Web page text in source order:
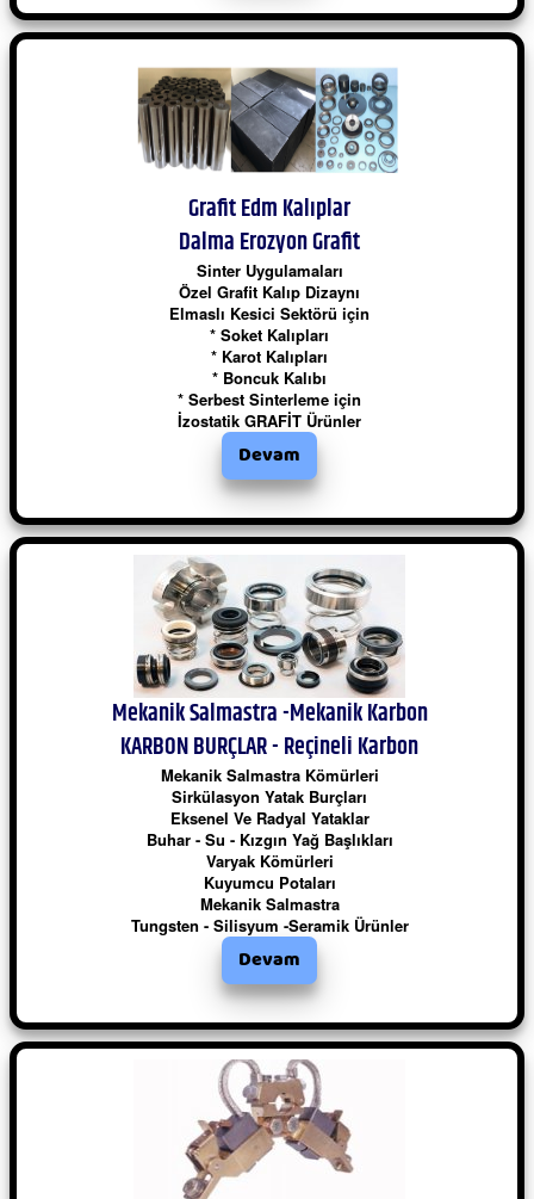
Grafit Edm Kalıplar
Dalma Erozyon Grafit
Sinter Uygulamaları
Özel Grafit Kalıp Dizaynı
Elmaslı Kesici Sektörü için
* Soket Kalıpları
* Karot Kalıpları
* Boncuk Kalıbı
* Serbest Sinterleme için
İzostatik GRAFİT Ürünler
Devam
Mekanik Salmastra -Mekanik Karbon
KARBON BURÇLAR - Reçineli Karbon
Mekanik Salmastra Kömürleri
Sirkülasyon Yatak Burçları
Eksenel Ve Radyal Yataklar
Buhar - Su - Kızgın Yağ Başlıkları
Varyak Kömürleri
Kuyumcu Potaları
Mekanik Salmastra
Tungsten - Silisyum -Seramik Ürünler
Devam